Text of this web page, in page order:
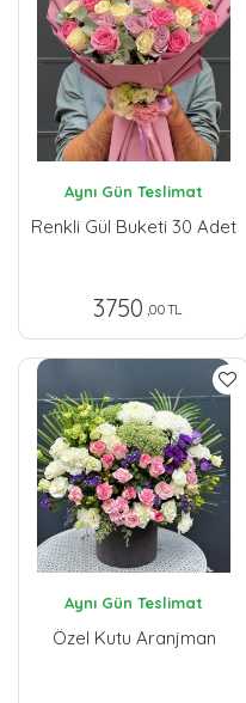
Aynı Gün Teslimat
Renkli Gül Buketi 30 Adet
3750 ,00 TL
Aynı Gün Teslimat
Özel Kutu Aranjman